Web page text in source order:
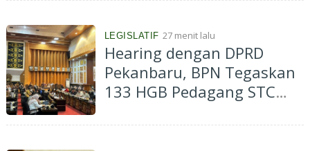
LEGISLATIF 27 menit lalu
Hearing dengan DPRD
Pekanbaru, BPN Tegaskan
133 HGB Pedagang STC
Pemko Diminta Lengkapi